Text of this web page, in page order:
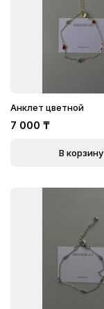
Анклет цветной
7 000 ₸
В корзину